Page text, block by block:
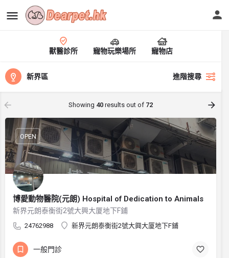
獸醫診所 寵物玩樂場所 寵物店
新界區 進階搜尋
Showing 40 results out of 72
博愛動物醫院(元朗) Hospital of Dedication to Animals
新界元朗泰衡街2號大興大厦地下F鋪
24762988 新界元朗泰衡街2號大興大厦地下F鋪
OPEN
一般門診